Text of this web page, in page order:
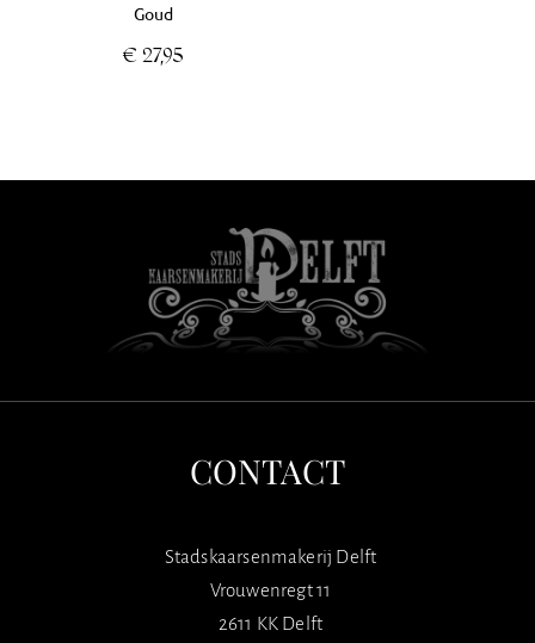
Goud
€ 27,95
CONTACT
Stadskaarsenmakerij Delft
Vrouwenregt 11
2611 KK Delft